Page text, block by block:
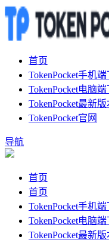
首页
TokenPocket手机
TokenPocket电脑
TokenPocket最新版
TokenPocket官网
导航
首页
首页
TokenPocket手机
TokenPocket电脑
TokenPocket最新版